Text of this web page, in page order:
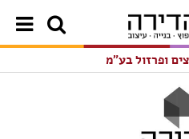
ופרזול בע"מ